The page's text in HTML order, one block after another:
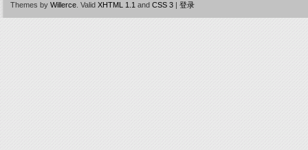
Themes by Willerce Valid XHTML 1.1 and CSS 3 | 登录